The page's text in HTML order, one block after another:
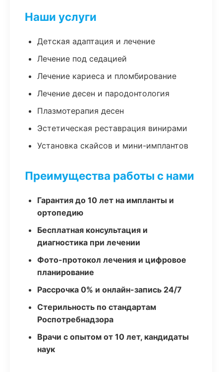
Наши услуги
Детская адаптация и лечение
Лечение под седацией
Лечение кариеса и пломбирование
Лечение десен и пародонтология
Плазмотерапия десен
Эстетическая реставрация винирами
Установка скайсов и мини-имплантов
Преимущества работы с нами
Гарантия до 10 лет на импланты и
ортопедию
Бесплатная консультация и
диагностика при лечении
Фото-протокол лечения и цифровое
планирование
Рассрочка 0% и онлайн-запись 24/7
Стерильность по стандартам
Роспотребнадзора
Врачи с опытом от 10 лет, кандидаты
наук